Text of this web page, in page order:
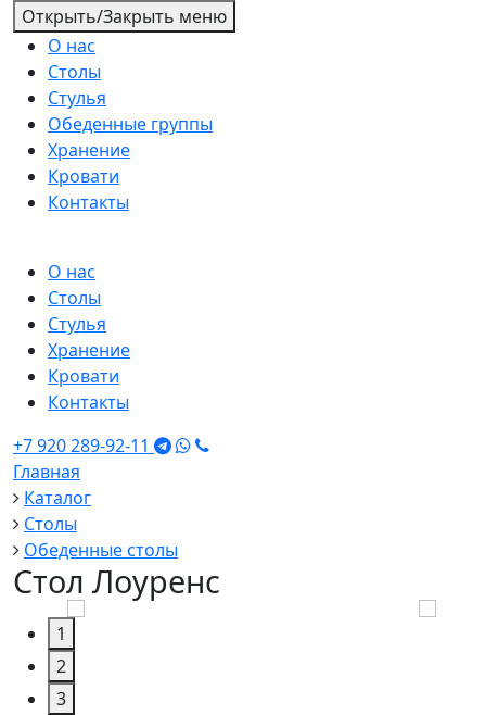
Открыть/Закрыть меню
О нас
Столы
Стулья
Обеденные группы
Хранение
Кровати
Контакты
О нас
Столы
Стулья
Хранение
Кровати
Контакты
+7 920 289-92-11
Главная
Каталог
Столы
Обеденные столы
Стол Лоуренс
1
2
3